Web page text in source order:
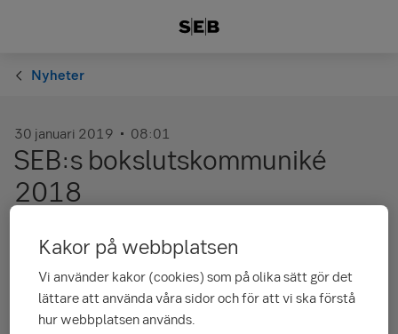
Nyheter
30 januari 2019 08:01
SEB:s bokslutskommuniké
2018
Rörelseresultatet, före jämförelsestörande poster, uppgick för
2018 till 22,8 miljarder kronor (22,7) och räntabiliteten till
13,4 procent (12,9).
Läs mer om Bokslutskommunikén för 2018
Kakor på webbplatsen
Vi använder kakor (cookies) som på olika sätt gör det
lättare att använda våra sidor och för att vi ska förstå
hur webbplatsen används.